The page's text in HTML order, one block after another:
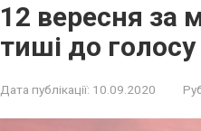
12 вересня за
тиші до голосу
Дата публікації: 10.09.2020